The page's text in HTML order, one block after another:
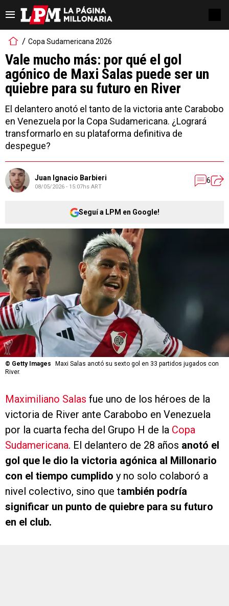
Copa Sudamericana 2026
Vale mucho más: por qué el gol
agónico de Maxi Salas puede ser un
quiebre para su futuro en River
El delantero anotó el tanto de la victoria ante Carabobo
en Venezuela por la Copa Sudamericana. ¿Logrará
transformarlo en su plataforma definitiva de
despegue?
Juan Ignacio Barbieri
08/05/2026 - 15:07hs ART
6
Seguí a LPM en Google!
© Getty Images
Maxi Salas anotó su sexto gol en 33 partidos jugados con
River.
Maximiliano Salas fue uno de los héroes de la
victoria de River ante Carabobo en Venezuela
por la cuarta fecha del Grupo H de la Copa
Sudamericana. El delantero de 28 años anotó el
gol que le dio la victoria agónica al Millonario
con el tiempo cumplido y no solo colaboró a
nivel colectivo, sino que también podría
significar un punto de quiebre para su futuro
en el club.